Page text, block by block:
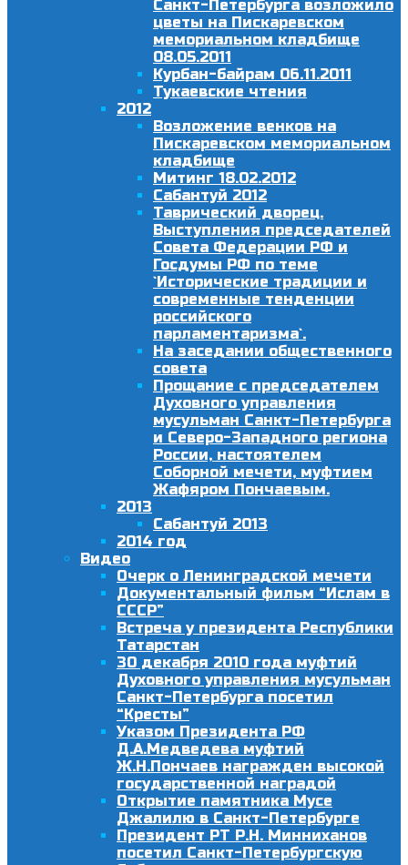
Санкт-Петербурга возложило
цветы на Пискаревском
мемориальном кладбище
08.05.2011
Курбан-байрам 06.11.2011
Тукаевские чтения
2012
Возложение венков на
Пискаревском мемориальном
кладбище
Митинг 18.02.2012
Сабантуй 2012
Таврический дворец.
Выступления председателей
Совета Федерации РФ и
Госдумы РФ по теме
`Исторические традиции и
современные тенденции
российского
парламентаризма`.
На заседании общественного
совета
Прощание с председателем
Духовного управления
мусульман Санкт-Петербурга
и Северо-Западного региона
России, настоятелем
Соборной мечети, муфтием
Жафяром Пончаевым.
2013
Сабантуй 2013
2014 год
Видео
Очерк о Ленинградской мечети
Документальный фильм “Ислам в
СССР”
Встреча у президента Республики
Татарстан
30 декабря 2010 года муфтий
Духовного управления мусульман
Санкт-Петербурга посетил
“Кресты”
Указом Президента РФ
Д.А.Медведева муфтий
Ж.Н.Пончаев награжден высокой
государственной наградой
Открытие памятника Мусе
Джалилю в Санкт-Петербурге
Президент РТ Р.Н. Минниханов
посетил Санкт-Петербургскую